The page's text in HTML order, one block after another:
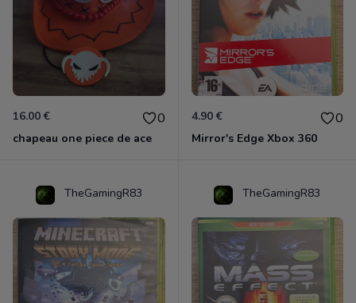
16.00 € 0
chapeau one piece de ace
4.90 € 0
Mirror's Edge Xbox 360
TheGamingR83 TheGamingR83